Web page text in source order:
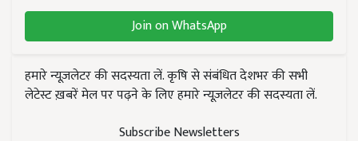
Join on WhatsApp
हमारे न्यूज़लेटर की सदस्यता लें. कृषि से संबंधित देशभर की सभी
लेटेस्ट ख़बरें मेल पर पढ़ने के लिए हमारे न्यूज़लेटर की सदस्यता लें.
Subscribe Newsletters